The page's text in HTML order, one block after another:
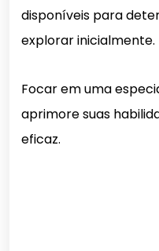
disponíveis para
explorar inicialmente.
Focar em uma
aprimore suas
eficaz.